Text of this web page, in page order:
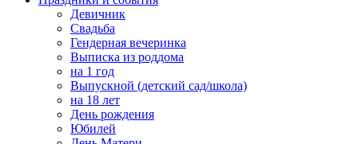
Девичник
Свадьба
Гендерная вечеринка
Выписка из роддома
на 1 год
Выпускной (детский сад/школа)
на 18 лет
День рождения
Юбилей